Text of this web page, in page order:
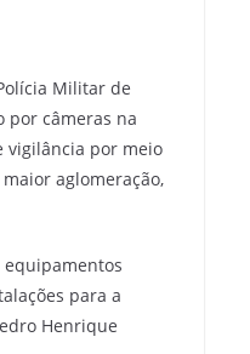
Militar de
por câmeras na
vigilância por meio
aglomeração,
equipamentos
para a
Henrique